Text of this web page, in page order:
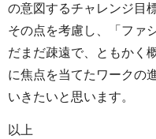
の意図するチャレンジ目
その点を考慮し、「ファ
だまだ疎遠で、ともかく
に焦点を当てたワークの
いきたいと思います。
以上